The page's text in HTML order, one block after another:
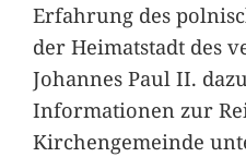
Erfahrung des
der Heimatstadt des
Johannes Paul II.
Informationen zur
Kirchengemeinde